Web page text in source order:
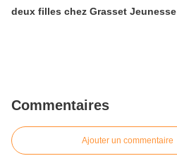
deux filles chez Grasset Jeunesse
Commentaires
Ajouter un commentaire